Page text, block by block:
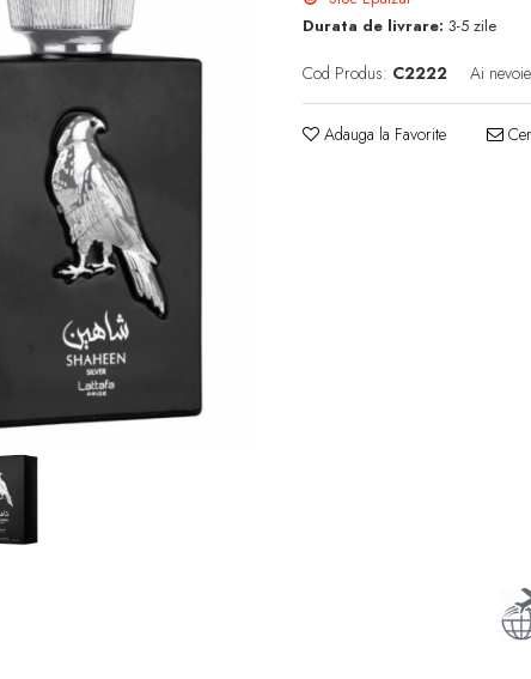
Durata de livrare: 3-5 zile
Cod Produs: C2222 Ai
Adauga la Favorite